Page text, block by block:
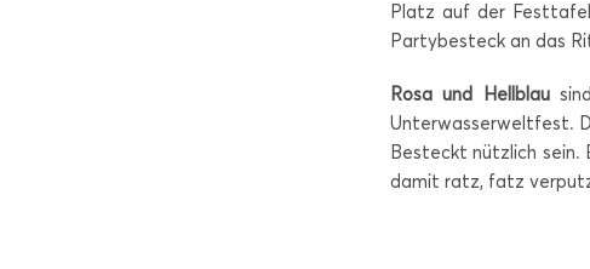
Platz auf der
Partybesteck an das
Rosa und Hellblau
Unterwasserweltfest.
Besteckt nützlich sein.
damit ratz, fatz